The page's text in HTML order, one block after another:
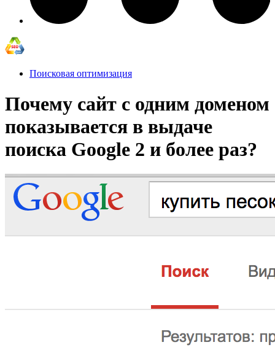
Поисковая оптимизация
Почему сайт с одним доменом
показывается в выдаче
поиска Google 2 и более раз?